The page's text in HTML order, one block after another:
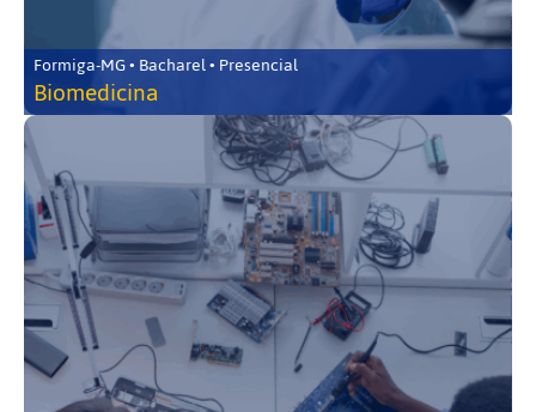
Formiga-MG • Bacharel • Presencial
Biomedicina